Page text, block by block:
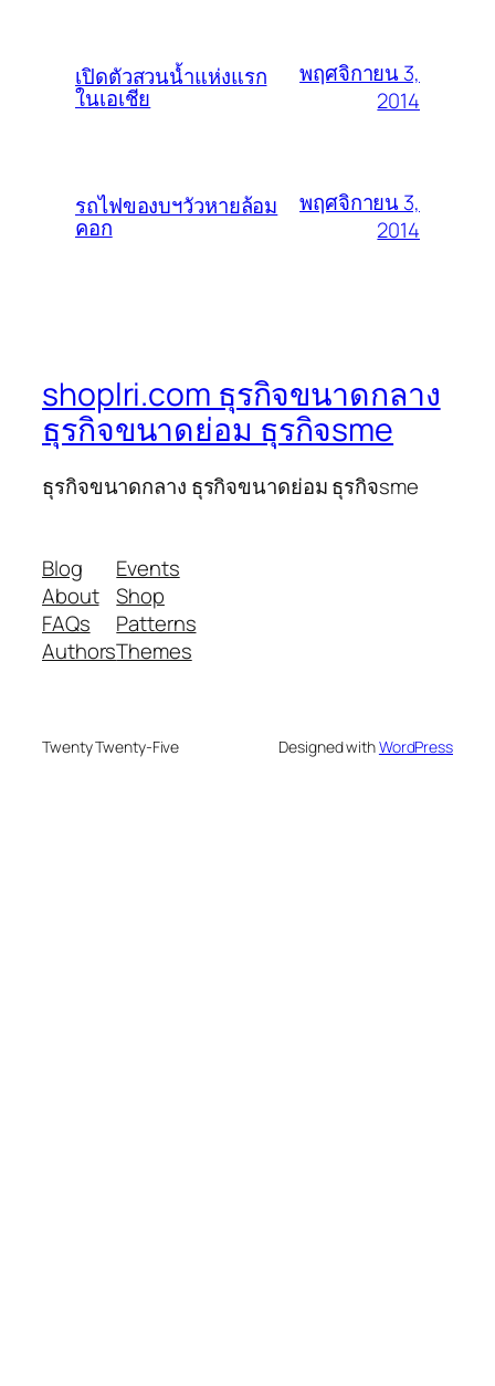
เปิดตัวสวนน้ำแห่งแรก
ในเอเชีย
พฤศจิกายน 3,
2014
รถไฟของบฯวัวหายล้อม
คอก
พฤศจิกายน 3,
2014
shoplri.com ธุรกิจขนาดกลาง
ธุรกิจขนาดย่อม ธุรกิจsme
ธุรกิจขนาดกลาง ธุรกิจขนาดย่อม ธุรกิจsme
Blog
About
FAQs
Authors
Events
Shop
Patterns
Themes
Twenty Twenty-Five Designed withWordPress